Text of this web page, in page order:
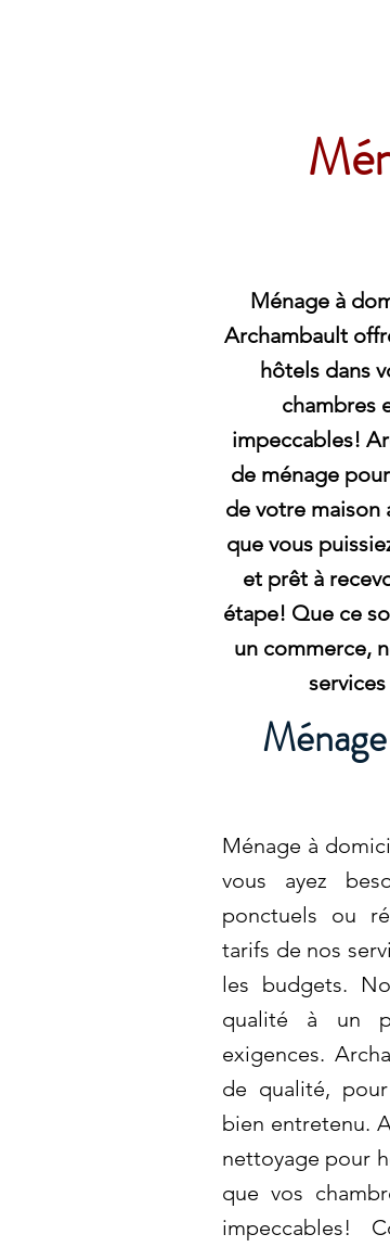
Ménage à
Archambault
hôtels dans
chambres
impeccables!
de ménage
de votre maison
que vous
et prêt à
étape! Que ce
un commerce,
Ménage à
vous ayez
ponctuels ou
tarifs de nos
les budgets.
qualité à un
exigences.
de qualité,
bien entretenu.
nettoyage pour
que vos
impeccables!